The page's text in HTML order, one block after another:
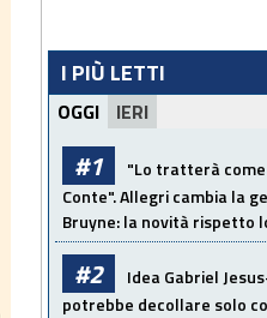
I PIÙ LETTI
OGGI IERI
#1
"Lo tratterà
Conte". Allegri cambia la
Bruyne: la novità rispetto
#2
Idea Gabriel
potrebbe decollare solo